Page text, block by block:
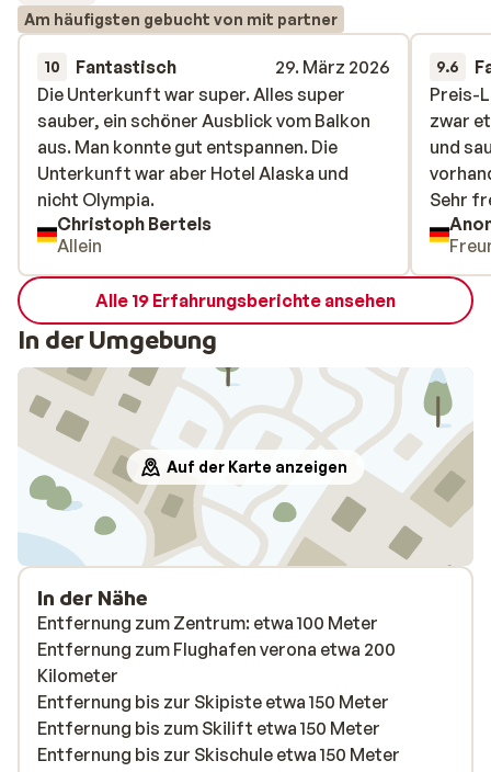
Am häufigsten gebucht von mit partner
10 Fantastisch
29. März 2026
Die Unterkunft war super. Alles super
sauber, ein schöner Ausblick vom Balkon
aus. Man konnte gut entspannen. Die
Unterkunft war aber Hotel Alaska und
nicht Olympia.
Die Unterkunft war super. Alles super
sauber, ein schöner Ausblick vom Balkon
aus. Man konnte gut entspannen. Die
Unterkunft war aber Hotel Alaska und
nicht Olympia.
Christoph Bertels
Allein
9.6
Preis-
zwar
und
Sehr
Preis-
zwar
und
Sehr
Alle 19 Erfahrungsberichte ansehen
In der Umgebung
Auf der Karte anzeigen
In der Nähe
Entfernung zum Zentrum: etwa 100 Meter
Entfernung zum Flughafen verona etwa 200
Kilometer
Entfernung bis zur Skipiste etwa 150 Meter
Entfernung bis zum Skilift etwa 150 Meter
Entfernung bis zur Skischule etwa 150 Meter